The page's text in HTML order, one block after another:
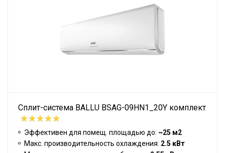
Сплит-система BALLU BSAG-09HN1_20Y комплект
Эффективен для помещ. площадью до: ~25 м2
Макс. производительность охлаждения: 2.5 кВт